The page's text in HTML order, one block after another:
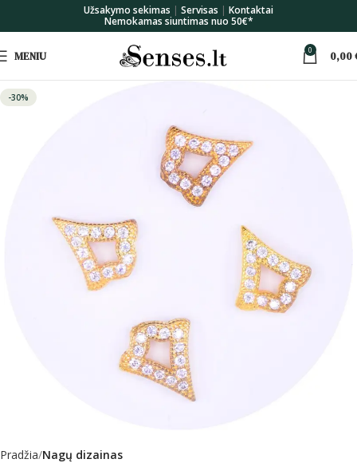
Užsakymo sekimas | Servisas | Kontaktai
Nemokamas siuntimas nuo 50€*
MENIU 0 0,00
-30%
Pradžia Nagų dizainas